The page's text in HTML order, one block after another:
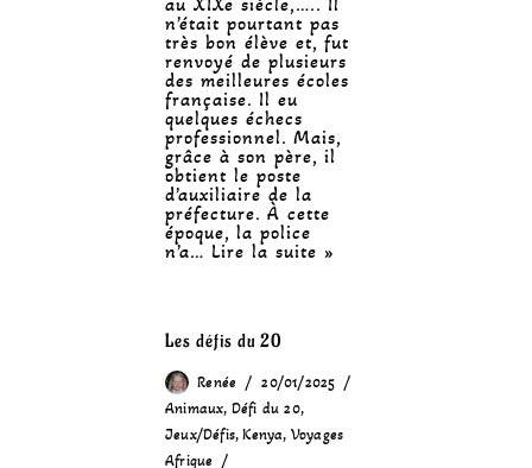
n’était pourtant pas
très bon élève et, fut
renvoyé de plusieurs
des meilleures écoles
française. Il eu
quelques échecs
professionnel. Mais,
grâce à son père, il
obtient le poste
d’auxiliaire de la
préfecture. À cette
époque, la police
n’a… Lire la suite »
Les défis du 20
Renée
20/01/2025
Animaux, Défi du 20,
Jeux/Défis,Kenya, Voyages
Afrique